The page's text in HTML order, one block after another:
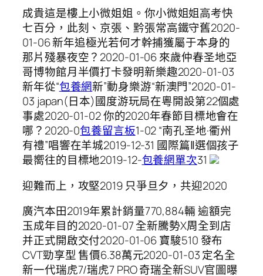
成貴這是樓上小微姐姐。你小微姐姐高考快
七百分，此刻、京張、黔張常高鐵守舊2020-
01-06 新年追極光若何才幹捕獲屬于本身的
那片殘暴夜空？2020-01-06 來歲仲春圣地亞
哥博物館月半價打卡發明新樂趣2020-01-03
新年從“包養網新”動身樂游“新澳門”2020-01-
03 japan(日本)國度游玩局在粵開設第22個處
事處2020-01-02 你的2020年春節目標地會在
哪？2020-0包養留言板1-02 “南孔圣地·衢州
有禮”唱響在羊城2019-12-31 國際篇‖選個孩子
最嚮往的目標地2019-12-包養網單次31
迎難而上，攻堅2019 只爭旦夕，共迎2020
廣汽本田2019年累計銷量770,884輛 逾額完
玉成年目的2020-01-07 全新騰勢X周全到店
并正式開啟交付2020-01-06 寶駿510 發布
CVT勁享型 售價6.38萬元2020-01-03 ​定名全
新一代瑞虎7/瑞虎7 PRO 奇瑞全新SUV官圖曝